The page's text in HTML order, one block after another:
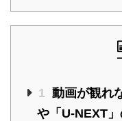
1 動画が観れ
や「U-NEXT